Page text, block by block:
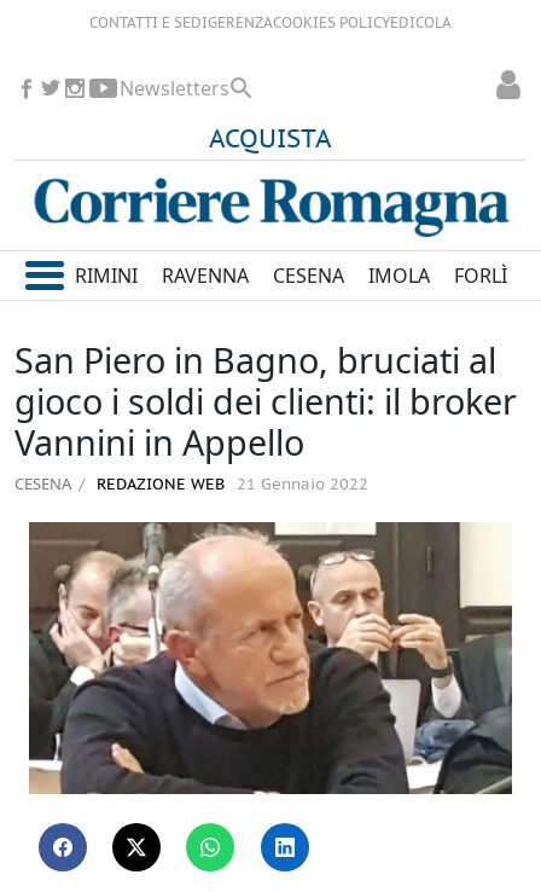
CONTATTI E SEDIGERENZACOOKIES POLICYEDICOLA
ACQUISTA
Newsletters
RIMINI RAVENNA CESENA IMOLA FORLÌ
San Piero in Bagno, bruciati al
gioco i soldi dei clienti: il broker
Vannini in Appello
CESENA REDAZIONE WEB 21 Gennaio 2022